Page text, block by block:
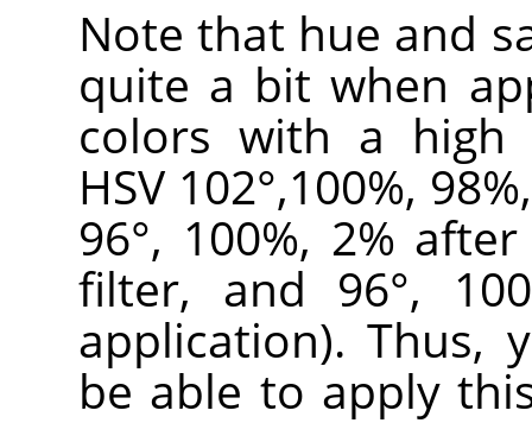
Note that hue and
quite a bit when
colors with a high
HSV 102°,100%,
96°, 100%, 2%
filter, and 96°,
application). Thus,
be able to apply